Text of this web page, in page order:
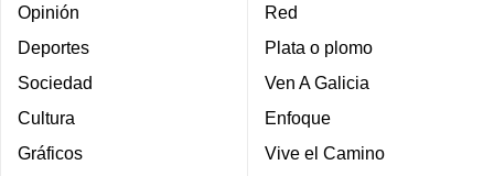
Opinión
Deportes
Sociedad
Cultura
Gráficos
Red
Plata o plomo
Ven A Galicia
Enfoque
Vive el Camino